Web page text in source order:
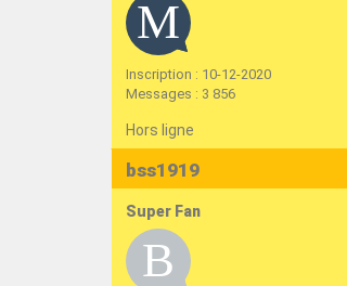
Inscription : 10-12-2020
Messages : 3 856
Hors ligne
bss1919
Super Fan